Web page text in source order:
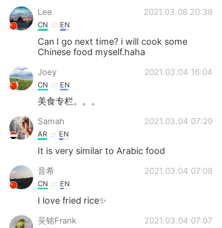
Português
Lee
2021.03.08 20:38
CN EN
Can I go next time? i will cook some
Chinese food myself.haha
Joey 2021.03.04 16:04
CN EN
美食专栏。。。
Samah 2021.03.04 07:29
AR EN
It is very similar to Arabic food
音希 2021.03.04 07:08
CN EN
I love fried rice✨
吴铭Frank 2021.03.04 07:07